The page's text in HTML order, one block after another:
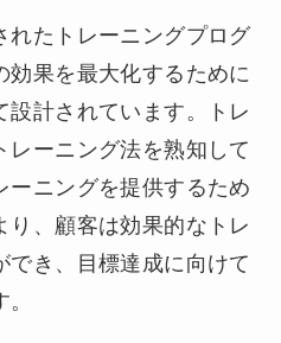
れたトレーニングプログ
効果を最大化するために
計されています。トレ
レーニング法を熟知して
ーニングを提供するため
り、顧客は効果的なトレ
でき、目標達成に向けて